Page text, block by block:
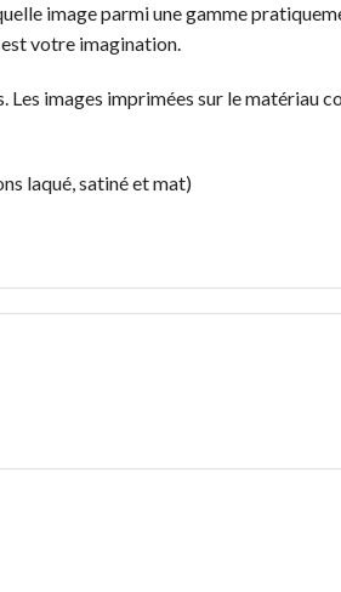
image parmi une gamme
votre imagination.
images imprimées sur le matériau
laqué, satiné et mat)